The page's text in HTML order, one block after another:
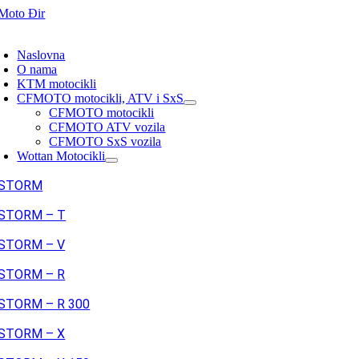
Skip
Naslovna
O nama
KTM motocikli
CFMOTO motocikli, ATV i SxS
CFMOTO motocikli
CFMOTO ATV vozila
CFMOTO SxS vozila
Wottan Motocikli
– T
– V
– R
– R 300
– X